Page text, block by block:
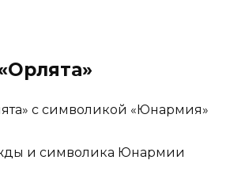
с символикой «Юнармия»